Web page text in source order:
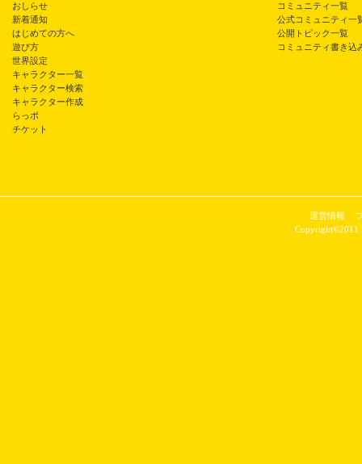
おしらせ
新着通知
はじめての方へ
遊び方
世界設定
キャラクター一覧
キャラクター検索
キャラクター作成
らっポ
チケット
コミュニティ一覧
公式コミュニティ一
公開トピック一覧
コミュニティ書き込
運営情報
Copyright©2011